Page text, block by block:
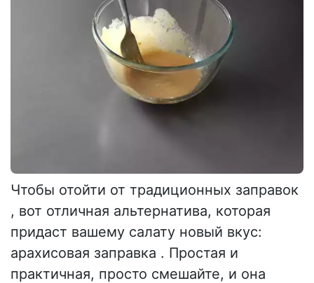
Чтобы отойти от традиционных заправок
, вот отличная альтернатива, которая
придаст вашему салату новый вкус:
арахисовая заправка . Простая и
практичная, просто смешайте, и она